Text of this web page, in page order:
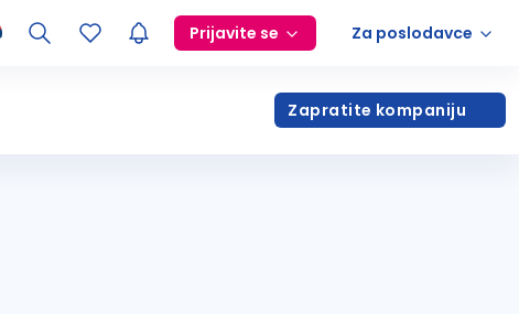
Prijavite se Za poslodavce
Zapratite kompaniju